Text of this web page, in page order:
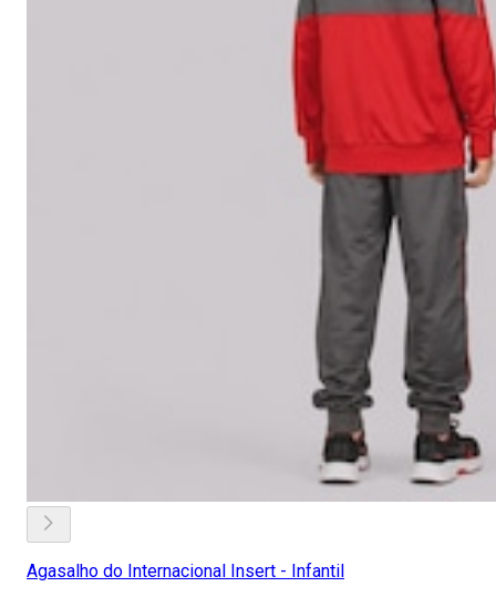
Agasalho do Internacional Insert - Infantil